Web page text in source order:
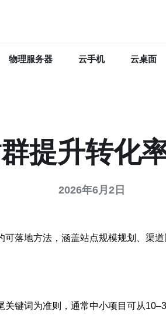
物理服务器 云手机 云桌面
提升转化
2026年6月2日
落地方法，涵盖站点规模规划、渠
键词为准则，通常中小项目可从